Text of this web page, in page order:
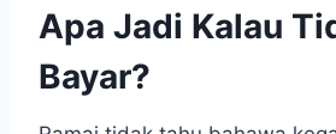
Apa Jadi Kalau
Bayar?